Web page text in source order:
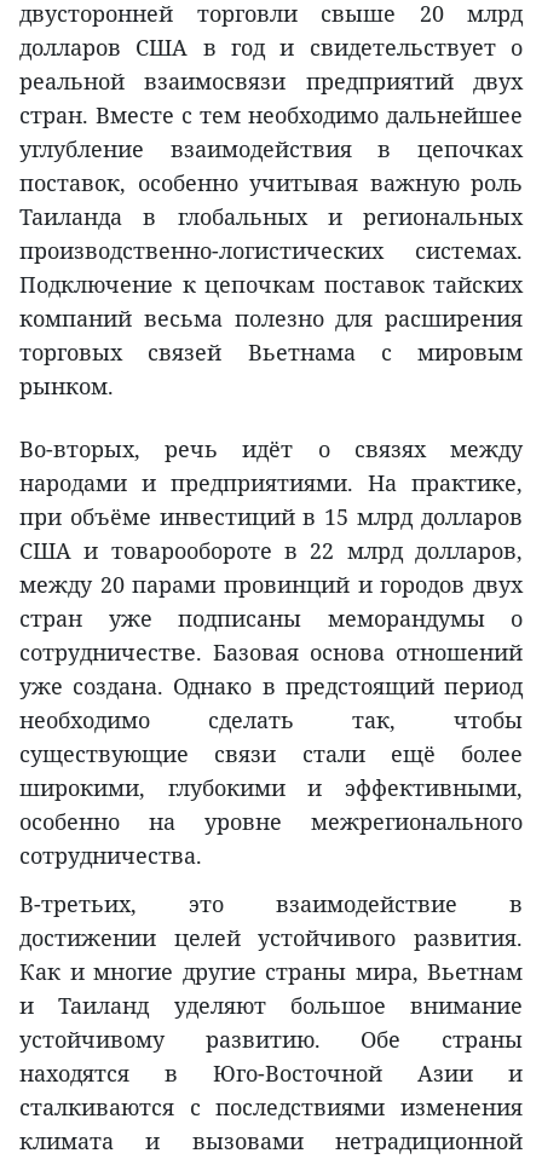
двусторонней торговли свыше 20 млрд
долларов США в год и свидетельствует о
реальной взаимосвязи предприятий двух
стран. Вместе с тем необходимо дальнейшее
углубление взаимодействия в цепочках
поставок, особенно учитывая важную роль
Таиланда в глобальных и региональных
производственно-логистических системах.
Подключение к цепочкам поставок тайских
компаний весьма полезно для расширения
торговых связей Вьетнама с мировым
рынком.
Во-вторых, речь идёт о связях между
народами и предприятиями. На практике,
при объёме инвестиций в 15 млрд долларов
США и товарообороте в 22 млрд долларов,
между 20 парами провинций и городов двух
стран уже подписаны меморандумы о
сотрудничестве. Базовая основа отношений
уже создана. Однако в предстоящий период
необходимо сделать так, чтобы
существующие связи стали ещё более
широкими, глубокими и эффективными,
особенно на уровне межрегионального
сотрудничества.
В-третьих, это взаимодействие в
достижении целей устойчивого развития.
Как и многие другие страны мира, Вьетнам
и Таиланд уделяют большое внимание
устойчивому развитию. Обе страны
находятся в Юго-Восточной Азии и
сталкиваются с последствиями изменения
климата и вызовами нетрадиционной